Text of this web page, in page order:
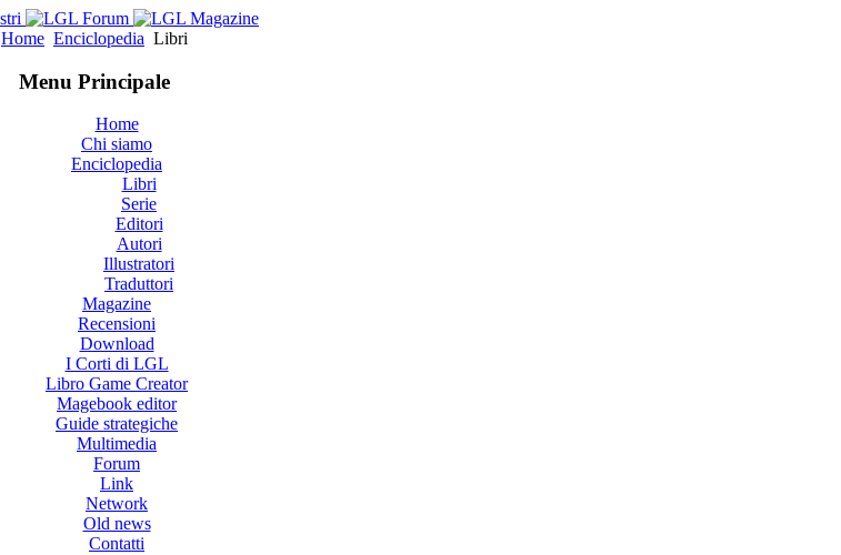
Home Enciclopedia Libri
Menu Principale
Home
Chi siamo
Enciclopedia
Libri
Serie
Editori
Autori
Illustratori
Traduttori
Magazine
Recensioni
Download
I Corti di LGL
Libro Game Creator
Magebook editor
Guide strategiche
Multimedia
Forum
Link
Network
Old news
Contatti